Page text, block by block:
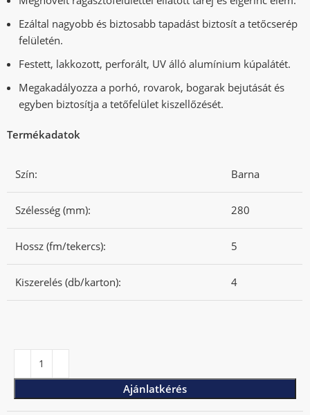
Ezáltal nagyobb és biztosabb tapadást biztosít a tetőcserép
felületén.
Festett, lakkozott, perforált, UV álló alumínium kúpalátét.
Megakadályozza a porhó, rovarok, bogarak bejutását és
egyben biztosítja a tetőfelület kiszellőzését.
Termékadatok
Szín: Barna
Szélesség (mm): 280
Hossz (fm/tekercs): 5
Kiszerelés (db/karton): 4
Ajánlatkérés